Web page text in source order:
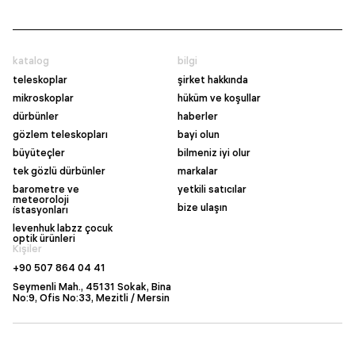
katalog
teleskoplar
mikroskoplar
dürbünler
gözlem teleskopları
büyüteçler
tek gözlü dürbünler
barometre ve
meteoroloji
i̇stasyonları
levenhuk labzz çocuk
optik ürünleri
bilgi
şirket hakkında
hüküm ve koşullar
haberler
bayi olun
bilmeniz iyi olur
markalar
yetkili satıcılar
bize ulaşın
Kişiler
+90 507 864 04 41
Seymenli Mah., 45131 Sokak, Bina
No:9, Ofis No:33, Mezitli / Mersin